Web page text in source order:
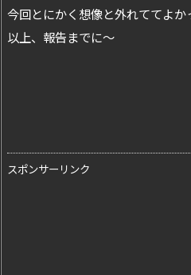
今回とにかく想像と外れててよか
以上、報告までに～
スポンサーリンク